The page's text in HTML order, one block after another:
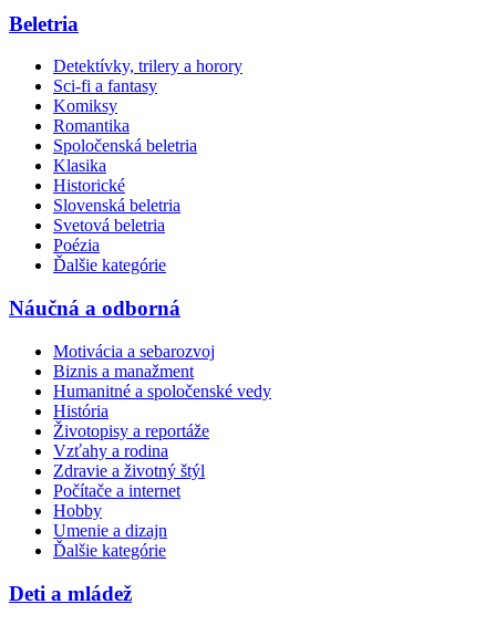
Beletria
Detektívky, trilery a horory
Sci-fi a fantasy
Komiksy
Romantika
Spoločenská beletria
Klasika
Historické
Slovenská beletria
Svetová beletria
Poézia
Ďalšie kategórie
Náučná a odborná
Motivácia a sebarozvoj
Biznis a manažment
Humanitné a spoločenské vedy
História
Životopisy a reportáže
Vzťahy a rodina
Zdravie a životný štýl
Počítače a internet
Hobby
Umenie a dizajn
Ďalšie kategórie
Deti a mládež